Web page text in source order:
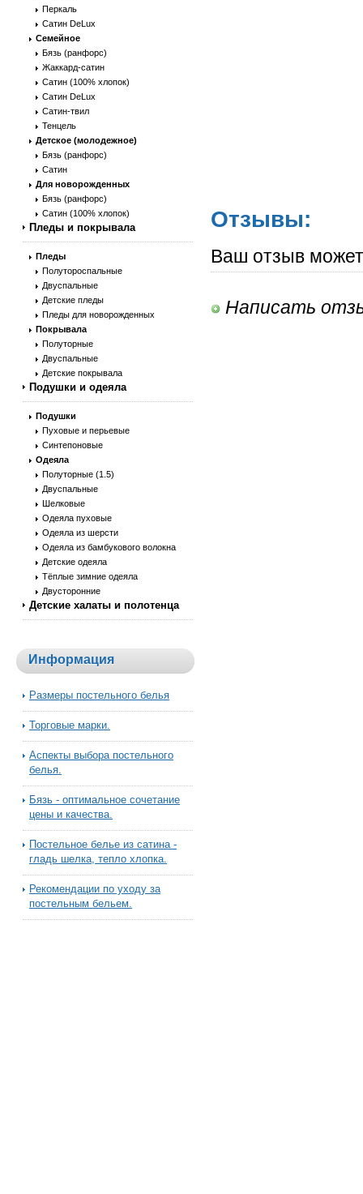
Перкаль
Сатин DeLux
Семейное
Бязь (ранфорс)
Жаккард-сатин
Сатин (100% хлопок)
Сатин DeLux
Сатин-твил
Тенцель
Детское (молодежное)
Бязь (ранфорс)
Сатин
Для новорожденных
Бязь (ранфорс)
Сатин (100% хлопок)
Пледы и покрывала
Пледы
Полутороспальные
Двуспальные
Детские пледы
Пледы для новорожденных
Покрывала
Полуторные
Двуспальные
Детские покрывала
Подушки и одеяла
Подушки
Пуховые и перьевые
Синтепоновые
Одеяла
Полуторные (1.5)
Двуспальные
Шелковые
Одеяла пуховые
Одеяла из шерсти
Одеяла из бамбукового волокна
Детские одеяла
Тёплые зимние одеяла
Двусторонние
Детские халаты и полотенца
Информация
Размеры постельного белья
Торговые марки.
Аспекты выбора постельного
белья.
Бязь - оптимальное сочетание
цены и качества.
Постельное белье из сатина -
гладь шелка, тепло хлопка.
Рекомендации по уходу за
постельным бельем.
Отзывы:
Ваш отзыв
Написать